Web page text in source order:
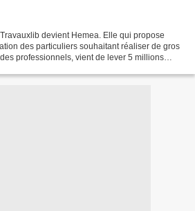
devient Hemea. Elle qui propose
des particuliers souhaitant réaliser de gros
professionnels, vient de lever 5 millions